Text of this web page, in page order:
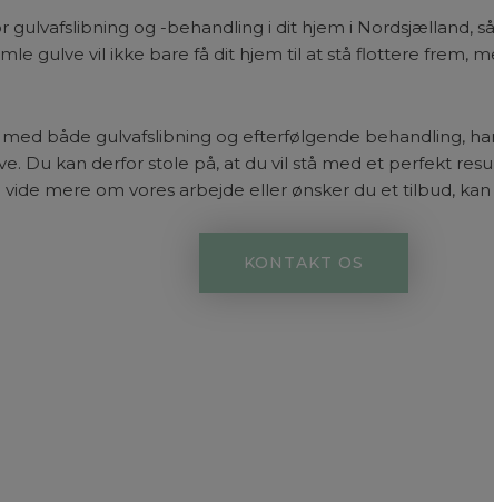
gulvafslibning og -behandling i dit hjem i Nordsjælland,
gulve vil ikke bare få dit hjem til at stå flottere frem,
både gulvafslibning og efterfølgende behandling,
Du kan derfor stole på, at du vil stå med et perfekt
vide mere om vores arbejde eller ønsker du et tilbud,
KONTAKT OS